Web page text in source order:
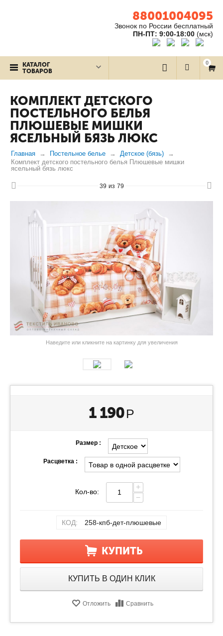
88001004095
Звонок по России бесплатный
ПН-ПТ: 9:00-18:00 (мск)
КАТАЛОГ
ТОВАРОВ
0
КОМПЛЕКТ ДЕТСКОГО
ПОСТЕЛЬНОГО БЕЛЬЯ
ПЛЮШЕВЫЕ МИШКИ
ЯСЕЛЬНЫЙ БЯЗЬ ЛЮКС
Главная Постельное белье
Детское (бязь)
Комплект детского постельного белья Плюшевые мишки
ясельный бязь люкс
39 из 79
Наведите или кликните на картинку для увеличения
1 190 Р
Размер :
Расцветка :
Кол-во:
+
−
КОД: 258-кпб-дет-плюшевые
КУПИТЬ
КУПИТЬ В ОДИН КЛИК
Отложить Сравнить